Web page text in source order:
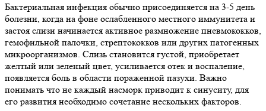
Бактериальная инфекция обычно присоединяется на 3-5 день
болезни, когда на фоне ослабленного местного иммунитета и
застоя слизи начинается активное размножение пневмококков,
гемофильной палочки, стрептококков или других патогенных
микроорганизмов. Слизь становится густой, приобретает
желтый или зеленый цвет, усиливается отек и воспаление,
появляется боль в области пораженной пазухи. Важно
понимать что не каждый насморк приводит к синуситу, для
его развития необходимо сочетание нескольких факторов.